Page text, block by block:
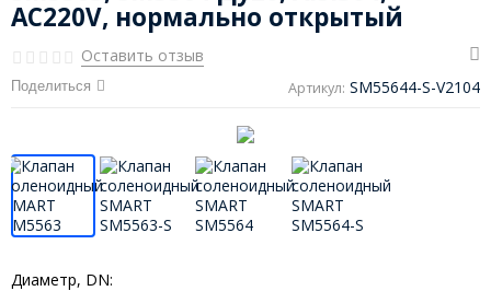
AC220V, нормально открытый
Оставить отзыв
Поделиться Артикул: SM55644-S-V2104
Диаметр, DN: